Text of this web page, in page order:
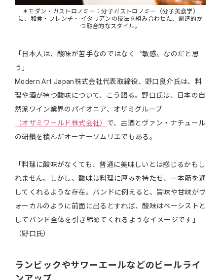
＊モダン・ガストロノミー：分子ガストロノミー（分子美食学）
に、和食・フレンチ・ イタリアンの技法を組み合わせた、創造的か
つ融合的なスタイル。
「日本人は、酸味が苦手なのではなく〝敏感〟なのだと思
う」
Modern Art Japan株式会社代表取締役、野口良介氏は、料
理や酒が持つ酸味について、こう語る。野口氏は、日本の自
然派ワイン業界のパイオニア、オザミグループ
（オザミワールド株式会社） で、古酒とヴァン・ナチュール
の研鑽を積んだオーナーソムリエでもある。
「料理に酸味がなくても、普通に美味しいとは感じるかもし
れません。しかし、酸味は料理に厚みを持たせ、一本筋を通
してくれるような存在。バンドに例えると、旨味や甘味がヴ
ォーカルのように前面に出るとすれば、酸味はベーシストと
してバンド全体を引き締めてくれるようなイメージです」
（野口氏）
ランビックやサワーエールなどのビールライ